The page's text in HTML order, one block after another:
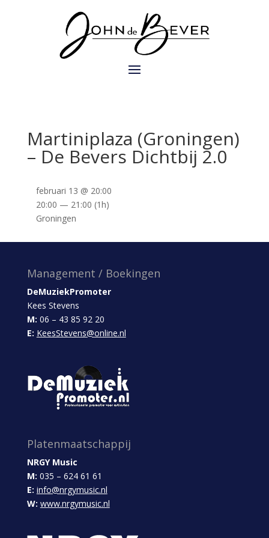
Martiniplaza (Groningen)
– De Bevers Dichtbij 2.0
februari 13 @ 20:00
20:00 — 21:00 (1h)
Groningen
Management / Boekingen
DeMuziekPromoter
Kees Stevens
M: 06 – 43 85 92 20
E: KeesStevens@online.nl
Platenmaatschappij
NRGY Music
M: 035 – 624 61 61
E: info@nrgymusic.nl
W: www.nrgymusic.nl